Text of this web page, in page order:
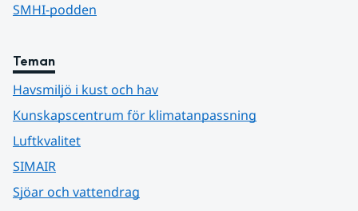
SMHI-podden
Teman
Havsmiljö i kust och hav
Kunskapscentrum för klimatanpassning
Luftkvalitet
SIMAIR
Sjöar och vattendrag